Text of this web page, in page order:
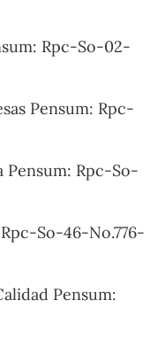
Rpc-So-02-
Pensum: Rpc-
Rpc-So-
So-46-No.776-
Pensum: